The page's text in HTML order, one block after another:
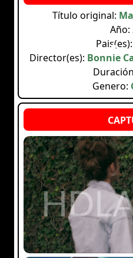
Título original:
Año:
Pais(es):
Director(es): Bonnie
Genero: